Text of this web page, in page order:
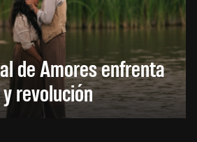
de Amores enfrenta
revolución